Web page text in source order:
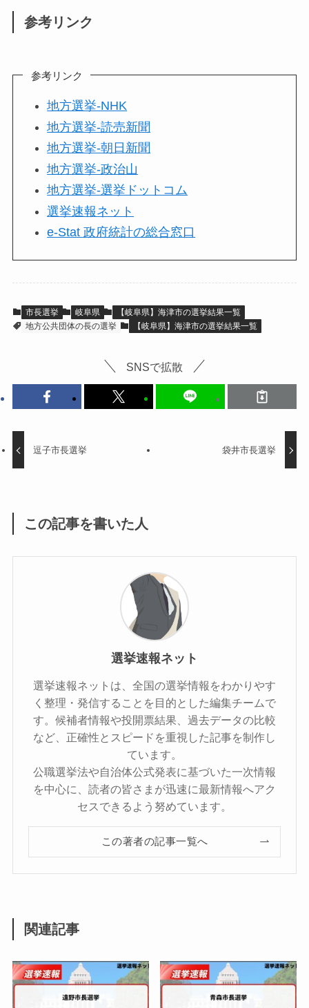
参考リンク
参考リンク
地方選挙-NHK
地方選挙-読売新聞
地方選挙-朝日新聞
地方選挙-政治山
地方選挙-選挙ドットコム
選挙速報ネット
e-Stat 政府統計の総合窓口
市長選挙 岐阜県
【岐阜県】海津市の選挙結果一覧
地方公共団体の長の選挙
【岐阜県】海津市の選挙結果一覧
SNSで拡散
逗子市長選挙 袋井市長選挙
この記事を書いた人
選挙速報ネット
選挙速報ネットは、全国の選挙情報をわかりやす
く整理・発信することを目的とした編集チームで
す。候補者情報や投開票結果、過去データの比較
など、正確性とスピードを重視した記事を制作し
ています。
公職選挙法や自治体公式発表に基づいた一次情報
を中心に、読者の皆さまが迅速に最新情報へアク
セスできるよう努めています。
この著者の記事一覧へ
関連記事